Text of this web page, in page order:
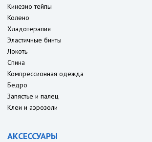
Кинезио тейпы
Колено
Хладотерапия
Эластичные бинты
Локоть
Спина
Компрессионная одежда
Бедро
Запястье и палец
Клеи и аэрозоли
АКСЕССУАРЫ